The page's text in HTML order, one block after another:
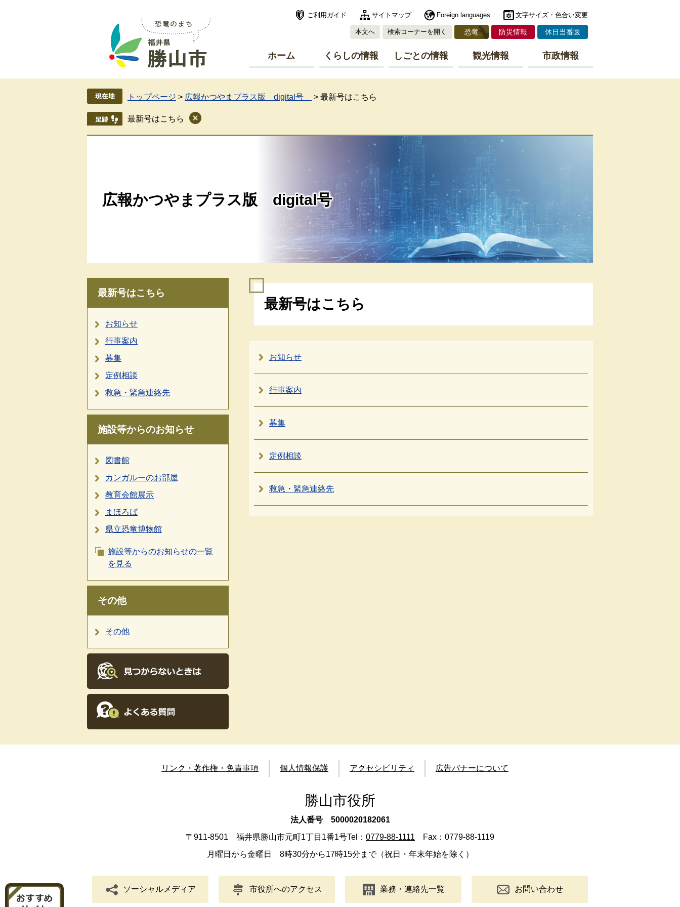
で
ば
ご利用ガイド サイトマップ Foreign languages 文字サイズ・色合い変更
本文へ 検索コーナーを開く 恐竜 防災情報 休日当番医
ホーム くらしの情報 しごとの情報 観光情報 市政情報
トップページ > 広報かつやまプラス版 digital号 > 最新号はこちら
最新号はこちら
広報かつやまプラス版 digital号
最新号はこちら
お知らせ
行事案内
募集
定例相談
救急・緊急連絡先
施設等からのお知らせ
図書館
カンガルーのお部屋
教育会館展示
まほろば
県立恐竜博物館
施設等からのお知らせの一覧
を見る
その他
その他
最新号はこちら
お知らせ
行事案内
募集
定例相談
救急・緊急連絡先
リンク・著作権・免責事項 個人情報保護 アクセシビリティ 広告バナーについて
勝山市役所
法人番号 5000020182061
〒911-8501 福井県勝山市元町1丁目1番1号Tel： 0779-88-1111 Fax：0779-88-1119
月曜日から金曜日 8時30分から17時15分まで（祝日・年末年始を除く）
ソーシャルメディア 市役所へのアクセス 業務・連絡先一覧 お問い合わせ